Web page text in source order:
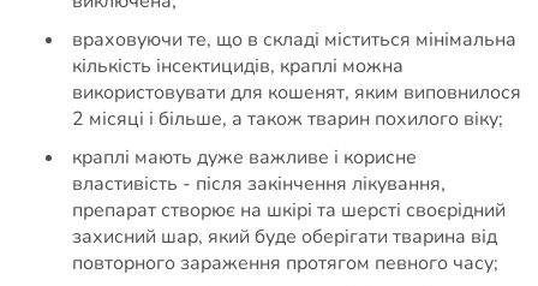
враховуючи те, що в складі міститься мінімальна
кількість інсектицидів, краплі можна
використовувати для кошенят, яким виповнилося
2 місяці і більше, а також тварин похилого віку;
краплі мають дуже важливе і корисне
властивість - після закінчення лікування,
препарат створює на шкірі та шерсті своєрідний
захисний шар, який буде оберігати тварина від
повторного зараження протягом певного часу;